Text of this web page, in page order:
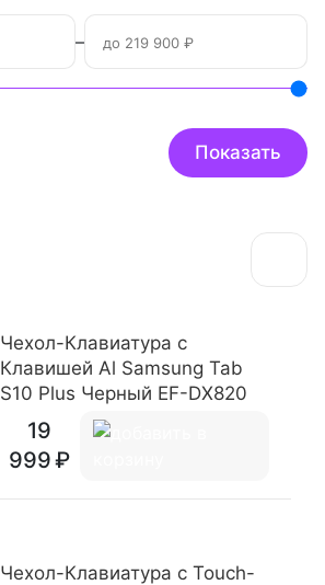
–
Чехол-Клавиатура c
Клавишей Al Samsung Tab
S10 Plus Черный EF-DX820
19
999
Чехол-Клавиатура c Touch-